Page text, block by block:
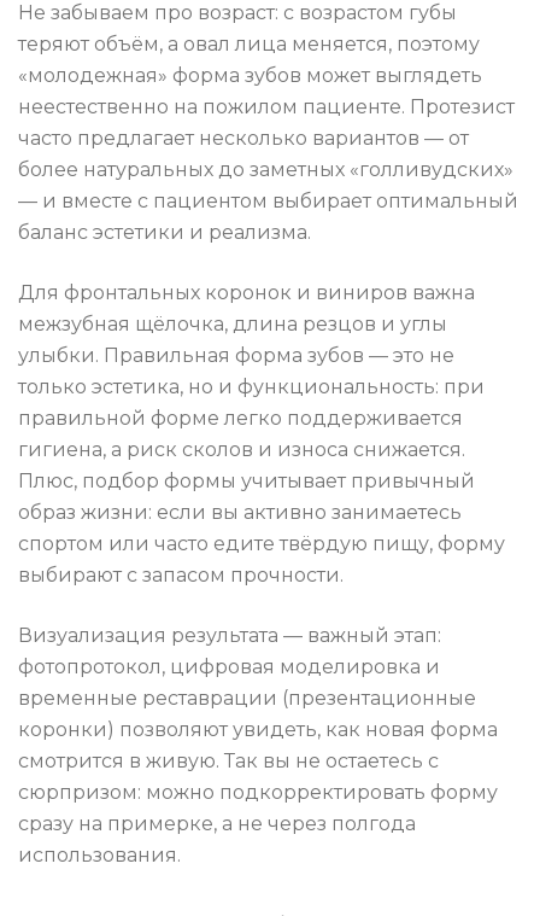
Не забываем про возраст: с возрастом губы
теряют объём, а овал лица меняется, поэтому
«молодежная» форма зубов может выглядеть
неестественно на пожилом пациенте. Протезист
часто предлагает несколько вариантов — от
более натуральных до заметных «голливудских»
— и вместе с пациентом выбирает оптимальный
баланс эстетики и реализма.
Для фронтальных коронок и виниров важна
межзубная щёлочка, длина резцов и углы
улыбки. Правильная форма зубов — это не
только эстетика, но и функциональность: при
правильной форме легко поддерживается
гигиена, а риск сколов и износа снижается.
Плюс, подбор формы учитывает привычный
образ жизни: если вы активно занимаетесь
спортом или часто едите твёрдую пищу, форму
выбирают с запасом прочности.
Визуализация результата — важный этап:
фотопротокол, цифровая моделировка и
временные реставрации (презентационные
коронки) позволяют увидеть, как новая форма
смотрится в живую. Так вы не остаетесь с
сюрпризом: можно подкорректировать форму
сразу на примерке, а не через полгода
использования.